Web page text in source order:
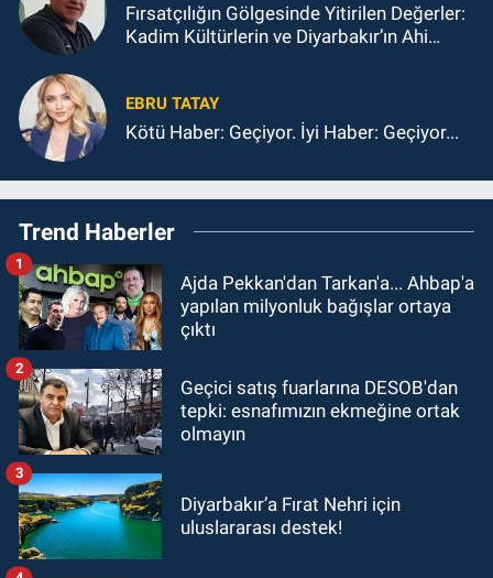
Fırsatçılığın Gölgesinde Yitirilen Değerler:
Kadim Kültürlerin ve Diyarbakır’ın Ahi
EBRU TATAY
Kötü Haber: Geçiyor. İyi Haber: Geçiyor...
Trend Haberler
Ajda Pekkan'dan Tarkan'a... Ahbap'a
yapılan milyonluk bağışlar ortaya
çıktı
1
Geçici satış fuarlarına DESOB'dan
tepki: esnafımızın ekmeğine ortak
olmayın
2
Diyarbakır’a Fırat Nehri için
uluslararası destek!
3